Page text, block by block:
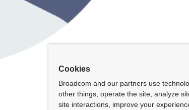
Cookies
Broadcom and our partners use
other things, operate the site, analyze
site interactions, improve your